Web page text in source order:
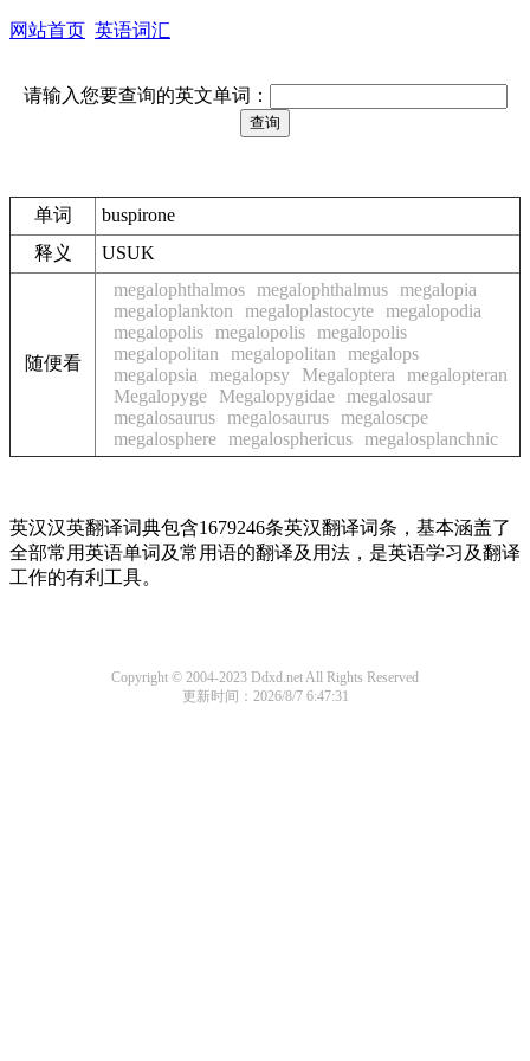
网站首页 英语词汇
请输入您要查询的英文单词：
单词
buspirone
释义
USUK
随便看
megalophthalmos megalophthalmus megalopia
megaloplankton
megaloplastocyte megalopodia
megalopolis megalopolis megalopolis
megalopolitan
megalopolitan
megalops
megalopsia
megalopsy Megaloptera
megalopteran
Megalopyge
Megalopygidae megalosaur
megalosaurus megalosaurus megaloscpe
megalosphere megalosphericus megalosplanchnic
英汉汉英翻译词典包含1679246条英汉翻译词条，基本涵盖了
全部常用英语单词及常用语的翻译及用法，是英语学习及翻译
工作的有利工具。
Copyright © 2004-2023 Ddxd.net All Rights Reserved
更新时间：2026/8/7 6:47:31